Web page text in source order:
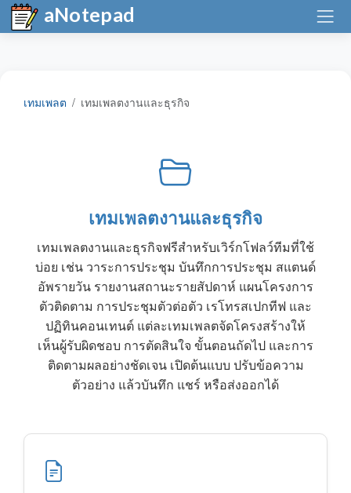
aNotepad
เทมเพลต เทมเพลตงานและธุรกิจ
เทมเพลตงานและธุรกิจ
เทมเพลตงานและธุรกิจฟรีสำหรับเวิร์กโฟลว์ทีมที่ใช้
บ่อย เช่น วาระการประชุม บันทึกการประชุม สแตนด์
อัพรายวัน รายงานสถานะรายสัปดาห์ แผนโครงการ
ตัวติดตาม การประชุมตัวต่อตัว เรโทรสเปกทีฟ และ
ปฏิทินคอนเทนต์ แต่ละเทมเพลตจัดโครงสร้างให้
เห็นผู้รับผิดชอบ การตัดสินใจ ขั้นตอนถัดไป และการ
ติดตามผลอย่างชัดเจน เปิดต้นแบบ ปรับข้อความ
ตัวอย่าง แล้วบันทึก แชร์ หรือส่งออกได้